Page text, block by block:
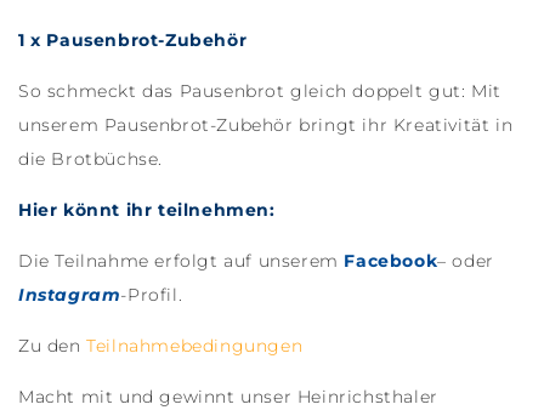
1 x Pausenbrot-Zubehör
So schmeckt das Pausenbrot gleich doppelt gut: Mit
unserem Pausenbrot-Zubehör bringt ihr Kreativität in
die Brotbüchse.
Hier könnt ihr teilnehmen:
Die Teilnahme erfolgt auf unserem Facebook– oder
Instagram-Profil.
Zu denTeilnahmebedingungen
Macht mit und gewinnt unser Heinrichsthaler